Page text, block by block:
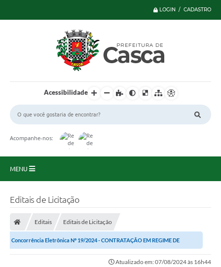
LOGIN / CADASTRO
Acessibilidade
Acompanhe-nos:
MENU
Imprensa
Editais de Licitação
Editais Editais de Licitação
Concorrência Eletrônica Nº 19/2024 - CONTRATAÇÃO EM REGIME DE
EMPREITADA GLOBAL PARA EXECUÇÃO DE OBRAS DE...
Atualizado em: 07/08/2024 às 16h44